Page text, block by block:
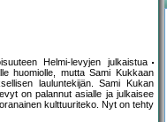
Helmi-levyjen julkaistua
huomiolle, mutta Sami Kukkaan
lauluntekijän. Sami Kukan
on palannut asialle ja julkaisee
kulttuuriteko. Nyt on tehty